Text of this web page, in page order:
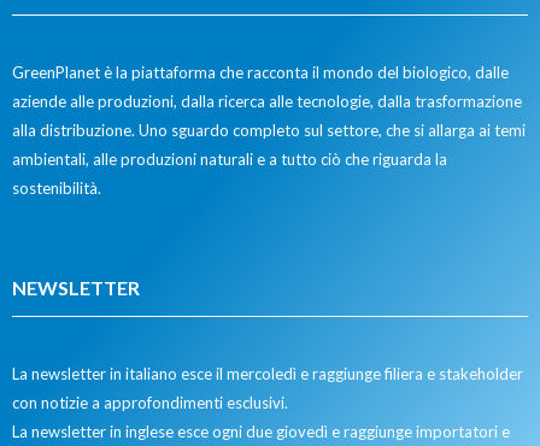
GreenPlanet è la piattaforma che racconta il mondo del biologico, dalle
aziende alle produzioni, dalla ricerca alle tecnologie, dalla trasformazione
alla distribuzione. Uno sguardo completo sul settore, che si allarga ai temi
ambientali, alle produzioni naturali e a tutto ciò che riguarda la
sostenibilità.
NEWSLETTER
La newsletter in italiano esce il mercoledì e raggiunge filiera e stakeholder
con notizie a approfondimenti esclusivi.
La newsletter in inglese esce ogni due giovedì e raggiunge importatori e